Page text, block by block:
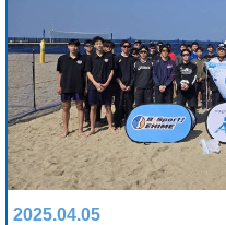
2025.04.05